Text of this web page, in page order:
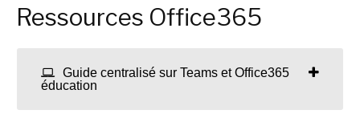
Ressources Office365
Guide centralisé sur Teams et Office365
éducation